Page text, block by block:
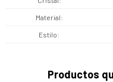
Material
Estilo
Productos